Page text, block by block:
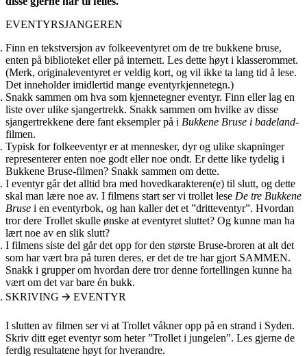
EVENTYRSJANGEREN
Finn en tekstversjon av folkeeventyret om de tre bukkene bruse,
enten på biblioteket eller på internett. Les dette høyt i klasserommet.
(Merk, originaleventyret er veldig kort, og vil ikke ta lang tid å lese.
Det inneholder imidlertid mange eventyrkjennetegn.)
Snakk sammen om hva som kjennetegner eventyr. Finn eller lag en
liste over ulike sjangertrekk. Snakk sammen om hvilke av disse
sjangertrekkene dere fant eksempler på i Bukkene Bruse i badeland-
filmen.
Typisk for folkeeventyr er at mennesker, dyr og ulike skapninger
representerer enten noe godt eller noe ondt. Er dette like tydelig i
Bukkene Bruse-filmen? Snakk sammen om dette.
I eventyr går det alltid bra med hovedkarakteren(e) til slutt, og dette
skal man lære noe av. I filmens start ser vi trollet lese De tre Bukkene
Bruse i en eventyrbok, og han kaller det et ”dritteventyr”. Hvordan
tror dere Trollet skulle ønske at eventyret sluttet? Og kunne man ha
lært noe av en slik slutt?
I filmens siste del går det opp for den største Bruse-broren at alt det
som har vært bra på turen deres, er det de tre har gjort SAMMEN.
Snakk i grupper om hvordan dere tror denne fortellingen kunne ha
vært om det var bare én bukk.
SKRIVING 🡪 EVENTYR
I slutten av filmen ser vi at Trollet våkner opp på en strand i Syden.
Skriv ditt eget eventyr som heter ”Trollet i jungelen”. Les gjerne de
ferdig resultatene høyt for hverandre.